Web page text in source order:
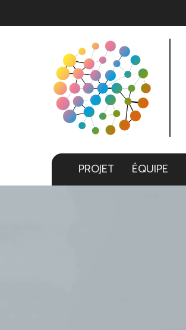
PROJET ÉQUIPE